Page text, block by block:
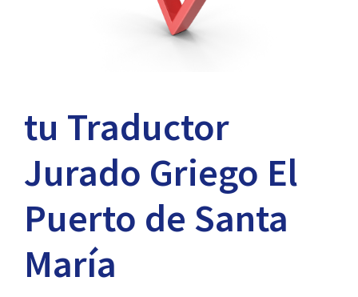
tu Traductor
Jurado Griego El
Puerto de Santa
María